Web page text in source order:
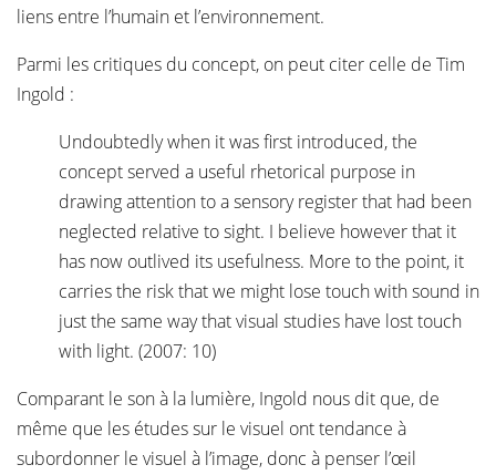
liens entre l’humain et l’environnement.
Parmi les critiques du concept, on peut citer celle de Tim
Ingold :
Undoubtedly when it was first introduced, the
concept served a useful rhetorical purpose in
drawing attention to a sensory register that had been
neglected relative to sight. I believe however that it
has now outlived its usefulness. More to the point, it
carries the risk that we might lose touch with sound in
just the same way that visual studies have lost touch
with light. (2007: 10)
Comparant le son à la lumière, Ingold nous dit que, de
même que les études sur le visuel ont tendance à
subordonner le visuel à l’image, donc à penser l’œil